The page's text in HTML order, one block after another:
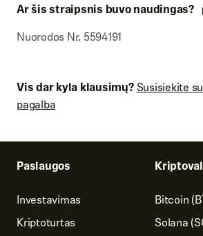
Ar šis straipsnis buvo naudingas?
Nuorodos Nr. 5594191
Vis dar kyla klausimų?Susisiekite
pagalba
Paslaugos
Investavimas
Kriptoturtas
Bitcoin
Solana